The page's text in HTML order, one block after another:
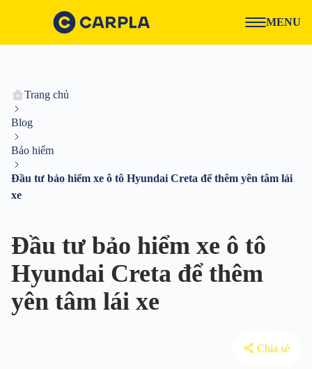
MENU
Trang chủ
Blog
Bảo hiểm
Đầu tư bảo hiểm xe ô tô Hyundai Creta để thêm yên tâm lái
xe
Đầu tư bảo hiểm xe ô tô
Hyundai Creta để thêm
yên tâm lái xe
Chia sẻ